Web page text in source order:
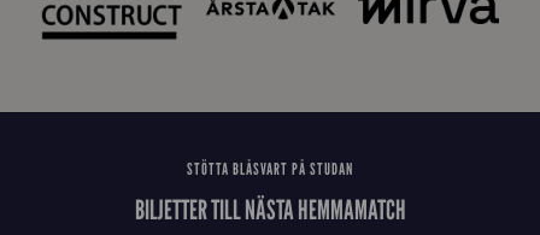
STÖTTA BLÅSVART PÅ STUDAN
BILJETTER TILL NÄSTA HEMMAMATCH